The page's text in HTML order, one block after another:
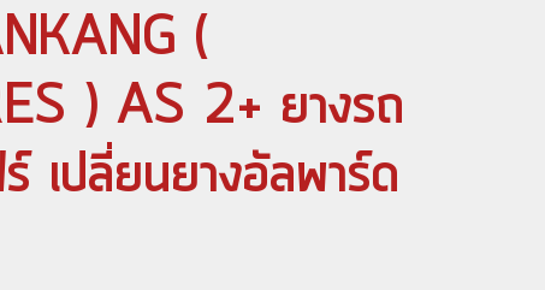
(
) AS 2+ ยางรถ
เปลี่ยนยางอัลพาร์ด